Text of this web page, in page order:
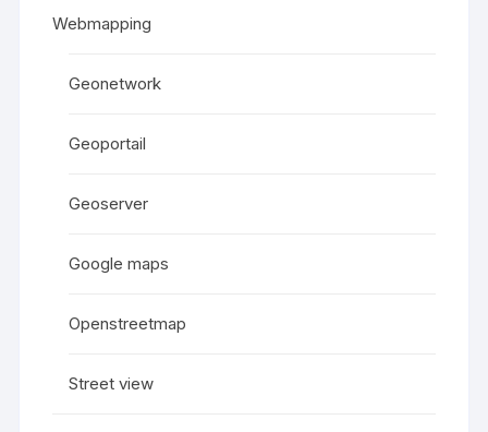
Webmapping
Geonetwork
Geoportail
Geoserver
Google maps
Openstreetmap
Street view